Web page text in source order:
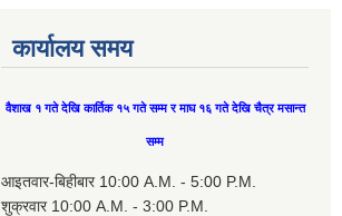
कार्यालय समय
वैशाख १ गते देखि कार्तिक १५ गते सम्म र माघ १६ गते देखि चैत्र मसान्त
सम्म
आइतवार-बिहीबार 10:00 A.M. - 5:00 P.M.
शुक्रवार 10:00 A.M. - 3:00 P.M.